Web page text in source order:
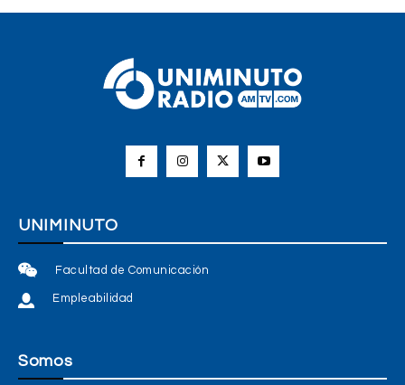
UNIMINUTO
Facultad de Comunicación
Empleabilidad
Somos